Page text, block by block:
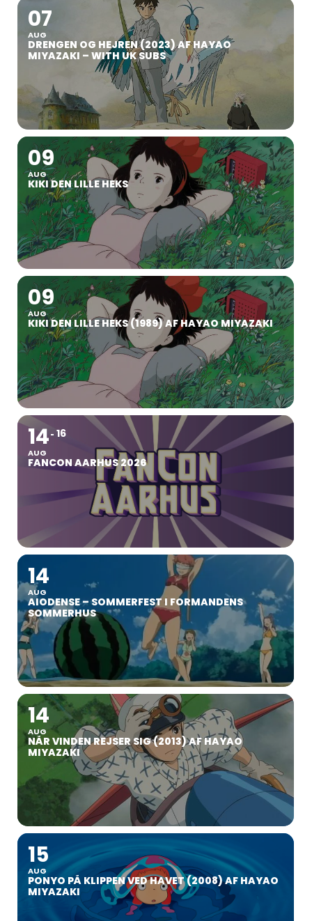
07
AUG
DRENGEN OG HEJREN (2023) AF HAYAO
MIYAZAKI – WITH UK SUBS
09
AUG
KIKI DEN LILLE HEKS
09
AUG
KIKI DEN LILLE HEKS (1989) AF HAYAO MIYAZAKI
14
AUG
16
FANCON AARHUS 2026
14
AUG
AIODENSE – SOMMERFEST I FORMANDENS
SOMMERHUS
14
AUG
NÅR VINDEN REJSER SIG (2013) AF HAYAO
MIYAZAKI
15
AUG
PONYO PÅ KLIPPEN VED HAVET (2008) AF HAYAO
MIYAZAKI